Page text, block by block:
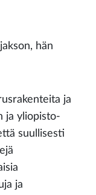
hän
ja
ja yliopisto-
suullisesti
ja